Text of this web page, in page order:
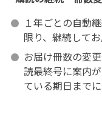
１年ごとの自動
限り、継続してお
お届け冊数の変
読最終号に案内
ている期日まで